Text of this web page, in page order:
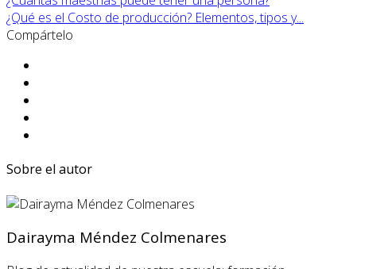
¿Qué es el Costo de producción? Elementos, tipos y...
Compártelo
Sobre el autor
Dairayma Méndez Colmenares